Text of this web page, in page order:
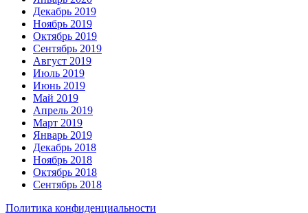
Декабрь 2019
Ноябрь 2019
Октябрь 2019
Сентябрь 2019
Август 2019
Июль 2019
Июнь 2019
Май 2019
Апрель 2019
Март 2019
Январь 2019
Декабрь 2018
Ноябрь 2018
Октябрь 2018
Сентябрь 2018
Политика конфиденциальности